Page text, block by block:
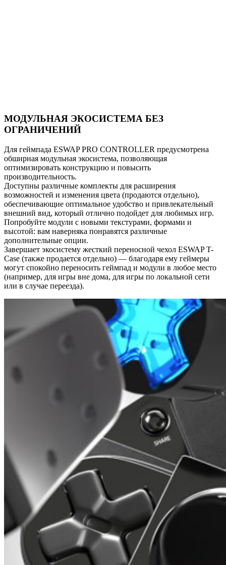
МОДУЛЬНАЯ ЭКОСИСТЕМА БЕЗ
ОГРАНИЧЕНИЙ
Для геймпада ESWAP PRO CONTROLLER предусмотрена
обширная модульная экосистема, позволяющая
оптимизировать конструкцию и повысить
производительность.
Доступны различные комплекты для расширения
возможностей и изменения цвета (продаются отдельно),
обеспечивающие оптимальное удобство и привлекательный
внешний вид, который отлично подойдет для любимых игр.
Попробуйте модули с новыми текстурами, формами и
высотой: вам наверняка понравятся различные
дополнительные опции.
Завершает экосистему жесткий переносной чехол ESWAP T-
Case (также продается отдельно) — благодаря ему геймеры
могут спокойно переносить геймпад и модули в любое место
(например, для игры вне дома, для игры по локальной сети
или в случае переезда).